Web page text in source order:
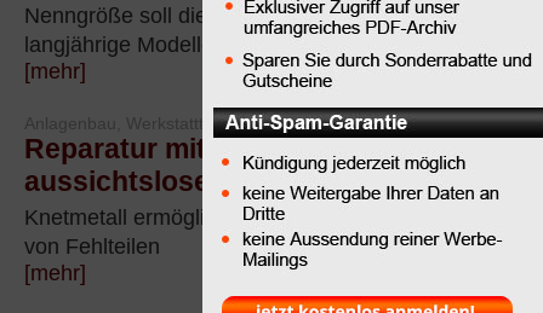
Nenngröße soll die Anlage denn entstehen? Problem
langjährige Modelleisenbahner...
[mehr]
Anlagenbau, Werkstatttipps
Reparatur mit Zaubermittel - so retten
aussichtslose Fälle mittels Knetmetall
Knetmetall ermöglicht das Schließen von Löchern
von Fehlteilen
[mehr]